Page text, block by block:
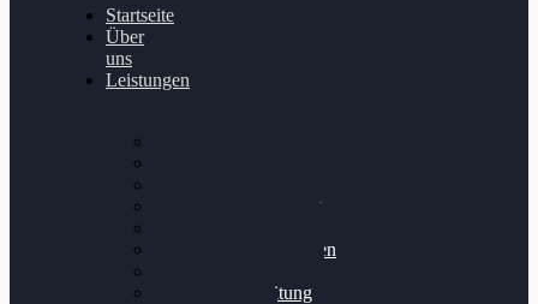
Startseite
Über
uns
Leistungen
Getriebeoptimierung
Bremsscheiben planen
Felgenaufbereitung